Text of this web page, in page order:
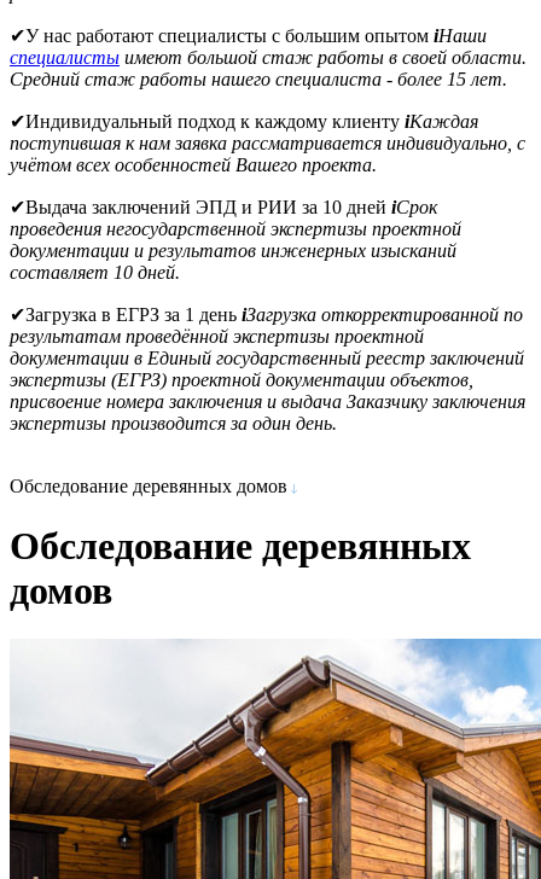
✔У нас работают специалисты с большим опытом iНаши
специалисты имеют большой стаж работы в своей области.
Средний стаж работы нашего специалиста - более 15 лет.
✔Индивидуальный подход к каждому клиенту iКаждая
поступившая к нам заявка рассматривается индивидуально, с
учётом всех особенностей Вашего проекта.
✔Выдача заключений ЭПД и РИИ за 10 дней iСрок
проведения негосударственной экспертизы проектной
документации и результатов инженерных изысканий
составляет 10 дней.
✔Загрузка в ЕГРЗ за 1 день iЗагрузка откорректированной по
результатам проведённой экспертизы проектной
документации в Единый государственный реестр заключений
экспертизы (ЕГРЗ) проектной документации объектов,
присвоение номера заключения и выдача Заказчику заключения
экспертизы производится за один день.
Обследование деревянных домов
Обследование деревянных
домов